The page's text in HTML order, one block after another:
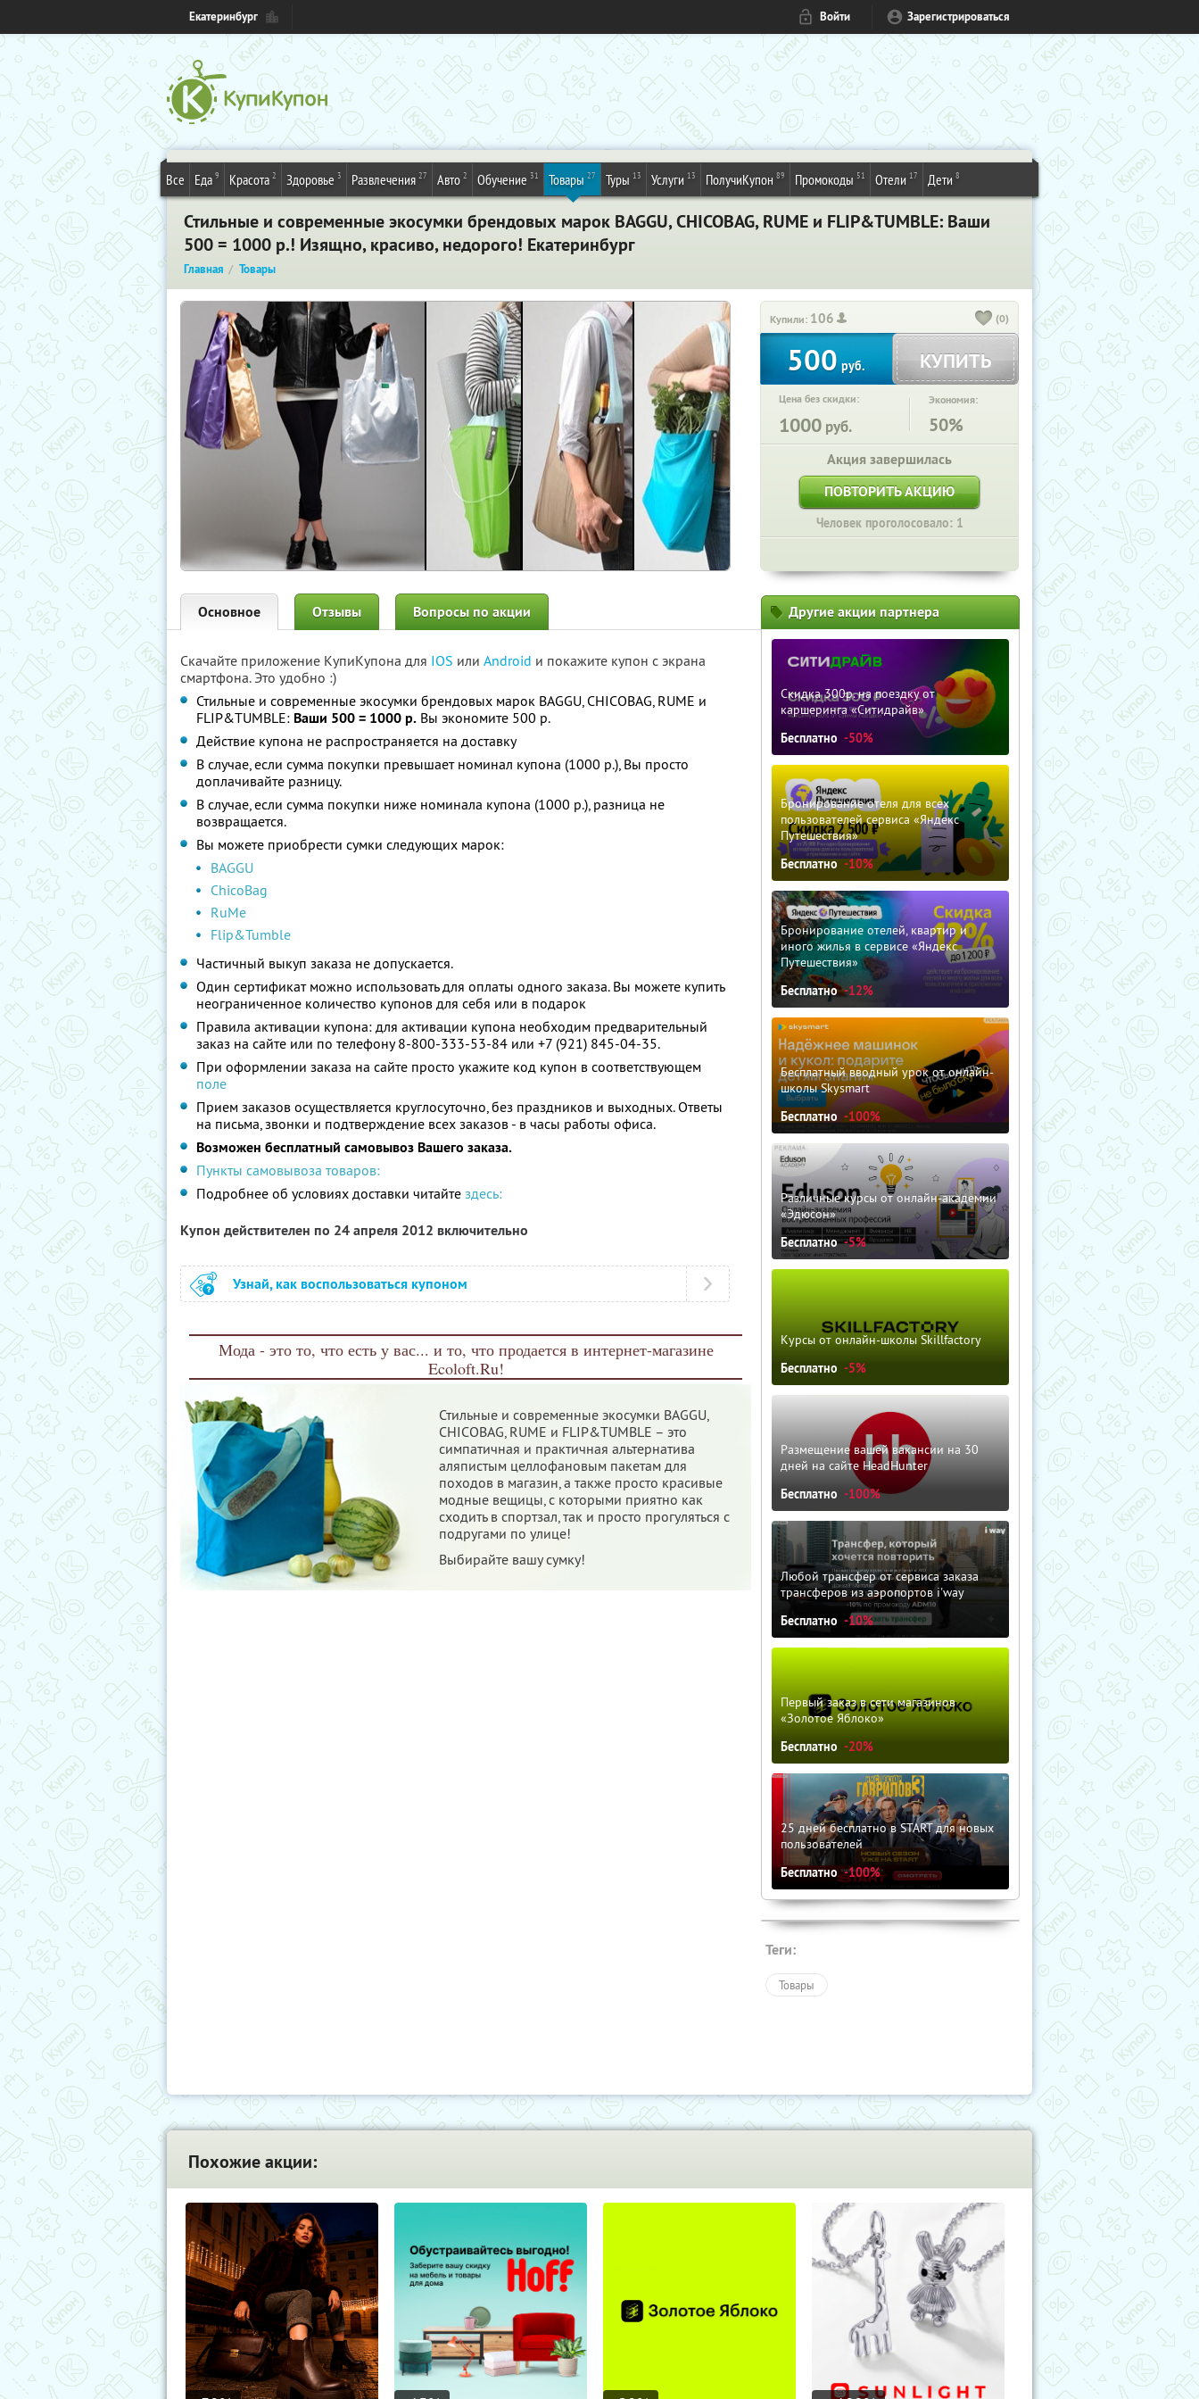
Екатеринбург Войти Зарегистрироваться
Все Еда 9 Красота 2 Здоровье 3 Развлечения 27 Авто 2 Обучение 31 Товары 27 Туры 13 Услуги 13 ПолучиКупон 89 Промокоды 51 Отели 17 Дети 8
Стильные и современные экосумки брендовых марок BAGGU, CHICOBAG, RUME и FLIP&TUMBLE: Ваши
500 = 1000 р.! Изящно, красиво, недорого! Екатеринбург
Главная Товары
Купили: 106 (0)
500 руб. КУПИТЬ
Цена без скидки:
1000 руб.
Экономия:
50%
Акция завершилась
ПОВТОРИТЬ АКЦИЮ
Человек проголосовало: 1
Основное Отзывы Вопросы по акции
Скачайте приложение КупиКупона для IOS или Android и покажите купон с экрана
смартфона. Это удобно :)
Стильные и современные экосумки брендовых марок BAGGU, CHICOBAG, RUME и
FLIP&TUMBLE: Ваши 500 = 1000 р. Вы экономите 500 р.
Действие купона не распространяется на доставку
В случае, если сумма покупки превышает номинал купона (1000 р.), Вы просто
доплачивайте разницу.
В случае, если сумма покупки ниже номинала купона (1000 р.), разница не
возвращается.
Вы можете приобрести сумки следующих марок:
BAGGU
ChicoBag
RuMe
Flip&Tumble
Частичный выкуп заказа не допускается.
Один сертификат можно использовать для оплаты одного заказа. Вы можете купить
неограниченное количество купонов для себя или в подарок
Правила активации купона: для активации купона необходим предварительный
заказ на сайте или по телефону 8-800-333-53-84 или +7 (921) 845-04-35.
При оформлении заказа на сайте просто укажите код купон в соответствующем
поле
Прием заказов осуществляется круглосуточно, без праздников и выходных. Ответы
на письма, звонки и подтверждение всех заказов - в часы работы офиса.
Возможен бесплатный самовывоз Вашего заказа.
Пункты самовывоза товаров:
Подробнее об условиях доставки читайте здесь:
Купон действителен по 24 апреля 2012 включительно
Узнай, как воспользоваться купоном
Мода - это то, что есть у вас... и то, что продается в интернет-магазине
Ecoloft.Ru!
Стильные и современные экосумки BAGGU,
CHICOBAG, RUME и FLIP&TUMBLE – это
симпатичная и практичная альтернатива
аляпистым целлофановым пакетам для
походов в магазин, а также просто красивые
модные вещицы, с которыми приятно как
сходить в спортзал, так и просто прогуляться с
подругами по улице!
Выбирайте вашу сумку!
Другие акции партнера
Скидка 300р. на поездку от
каршеринга «Ситидрайв»
Бесплатно -50%
Бронирование отеля для всех
пользователей сервиса «Яндекс
Путешествия»
Бесплатно -10%
Бронирование отелей, квартир и
иного жилья в сервисе «Яндекс
Путешествия»
Бесплатно -12%
Бесплатный вводный урок от онлайн-
школы Skysmart
Бесплатно -100%
Различные курсы от онлайн-академии
«Эдюсон»
Бесплатно -5%
Курсы от онлайн-школы Skillfactory
Бесплатно -5%
Размещение вашей вакансии на 30
дней на сайте HeadHunter
Бесплатно -100%
Любой трансфер от сервиса заказа
трансферов из аэропортов i'way
Бесплатно -10%
Первый заказ в сети магазинов
«Золотое Яблоко»
Бесплатно -20%
25 дней бесплатно в START для новых
пользователей
Бесплатно -100%
Теги:
Товары
Похожие акции: